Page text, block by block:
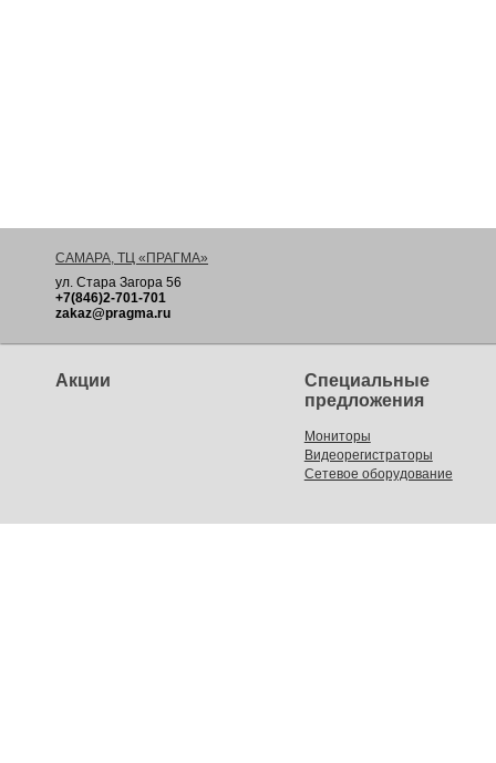
САМАРА, ТЦ «ПРАГМА»
ул. Стара Загора 56
+7(846)2-701-701
zakaz@pragma.ru
Акции
Специальные
предложения
Мониторы
Видеорегистраторы
Сетевое оборудование